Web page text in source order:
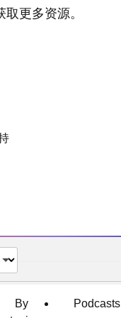
更多资源。
By
Podcasts